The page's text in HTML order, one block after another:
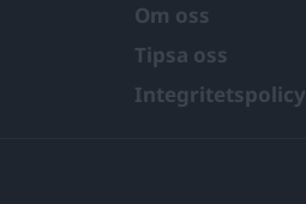
Om oss
Tipsa oss
Integritetspolicy